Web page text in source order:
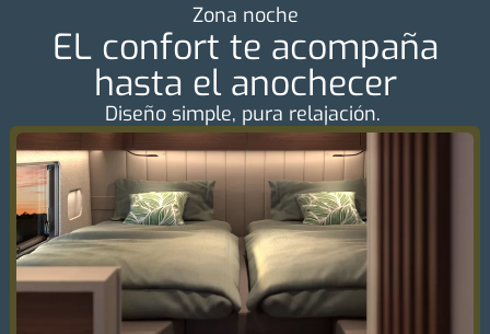
Zona noche
EL confort te acompaña
hasta el anochecer
Diseño simple, pura relajación.